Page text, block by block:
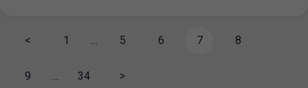
< 1 5 6 7 8
9 34 >